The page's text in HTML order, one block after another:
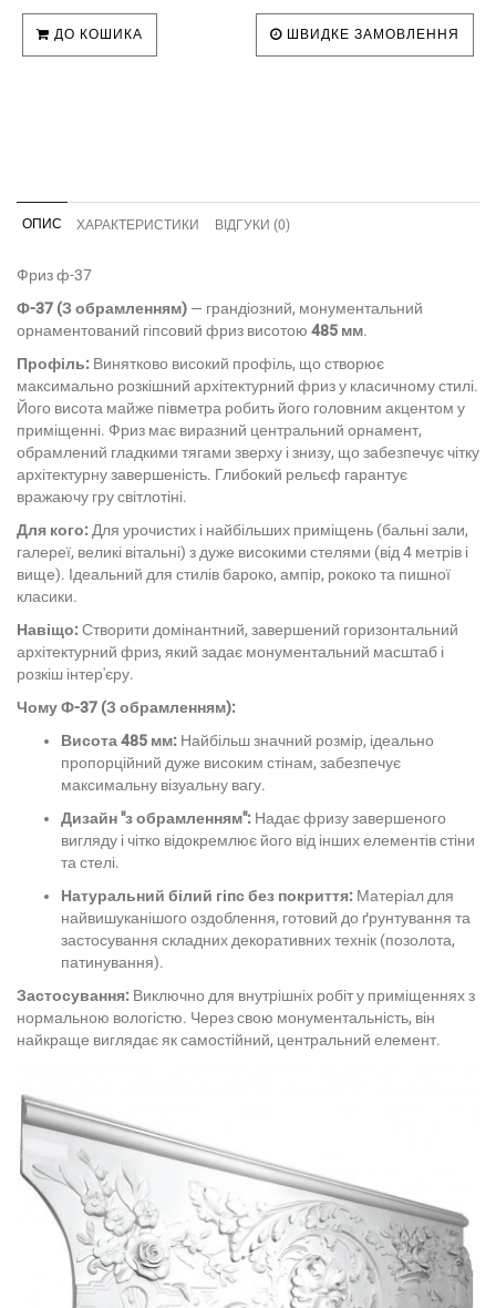
ДО КОШИКА ШВИДКЕ ЗАМОВЛЕННЯ
ОПИС ХАРАКТЕРИСТИКИ ВІДГУКИ (0)
Фриз ф-37
Ф-37 (З обрамленням) — грандіозний, монументальний
орнаментований гіпсовий фриз висотою 485 мм.
Профіль: Винятково високий профіль, що створює
максимально розкішний архітектурний фриз у класичному стилі.
Його висота майже півметра робить його головним акцентом у
приміщенні. Фриз має виразний центральний орнамент,
обрамлений гладкими тягами зверху і знизу, що забезпечує чітку
архітектурну завершеність. Глибокий рельєф гарантує
вражаючу гру світлотіні.
Для кого: Для урочистих і найбільших приміщень (бальні зали,
галереї, великі вітальні) з дуже високими стелями (від 4 метрів і
вище). Ідеальний для стилів бароко, ампір, рококо та пишної
класики.
Навіщо:Створити домінантний, завершений горизонтальний
архітектурний фриз, який задає монументальний масштаб і
розкіш інтер'єру.
Чому Ф-37 (З обрамленням):
Висота 485 мм: Найбільш значний розмір, ідеально
пропорційний дуже високим стінам, забезпечує
максимальну візуальну вагу.
Дизайн "з обрамленням": Надає фризу завершеного
вигляду і чітко відокремлює його від інших елементів стіни
та стелі.
Натуральний білий гіпс без покриття: Матеріал для
найвишуканішого оздоблення, готовий до ґрунтування та
застосування складних декоративних технік (позолота,
патинування).
Застосування: Виключно для внутрішніх робіт у приміщеннях з
нормальною вологістю. Через свою монументальність, він
найкраще виглядає як самостійний, центральний елемент.